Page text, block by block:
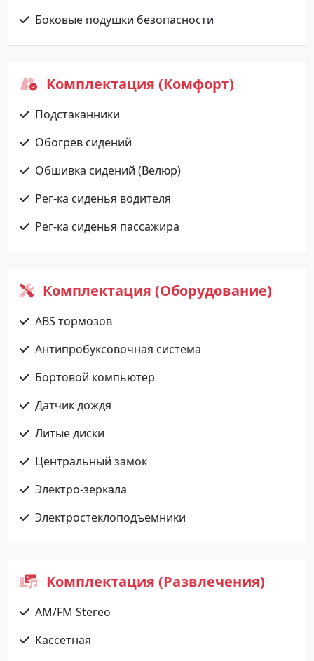
Боковые подушки безопасности
Комплектация (Комфорт)
Подстаканники
Обогрев сидений
Обшивка сидений (Велюр)
Рег-ка сиденья водителя
Рег-ка сиденья пассажира
Комплектация (Оборудование)
ABS тормозов
Антипробуксовочная система
Бортовой компьютер
Датчик дождя
Литые диски
Центральный замок
Электро-зеркала
Электростеклоподъемники
Комплектация (Развлечения)
AM/FM Stereo
Кассетная